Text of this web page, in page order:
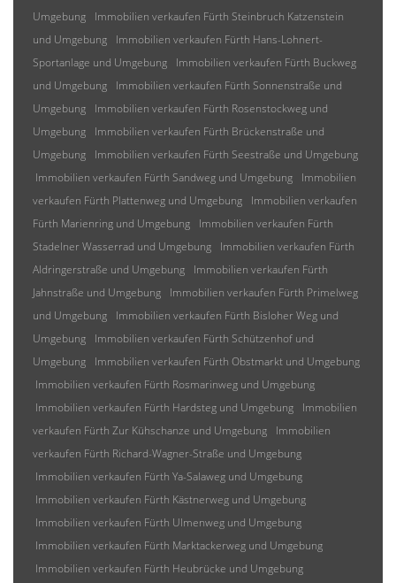
Umgebung
Immobilien verkaufen Fürth Steinbruch Katzenstein
und Umgebung
Immobilien verkaufen Fürth Hans-Lohnert-
Sportanlage und Umgebung
Immobilien verkaufen Fürth Buckweg
und Umgebung
Immobilien verkaufen Fürth Sonnenstraße und
Umgebung
Immobilien verkaufen Fürth Rosenstockweg und
Umgebung
Immobilien verkaufen Fürth Brückenstraße und
Umgebung
Immobilien verkaufen Fürth Seestraße und Umgebung
Immobilien verkaufen Fürth Sandweg und Umgebung
Immobilien
verkaufen Fürth Plattenweg und Umgebung
Immobilien verkaufen
Fürth Marienring und Umgebung
Immobilien verkaufen Fürth
Stadelner Wasserrad und Umgebung
Immobilien verkaufen Fürth
Aldringerstraße und Umgebung
Immobilien verkaufen Fürth
Jahnstraße und Umgebung
Immobilien verkaufen Fürth Primelweg
und Umgebung
Immobilien verkaufen Fürth Bisloher Weg und
Umgebung
Immobilien verkaufen Fürth Schützenhof und
Umgebung
Immobilien verkaufen Fürth Obstmarkt und Umgebung
Immobilien verkaufen Fürth Rosmarinweg und Umgebung
Immobilien verkaufen Fürth Hardsteg und Umgebung
Immobilien
verkaufen Fürth Zur Kühschanze und Umgebung
Immobilien
verkaufen Fürth Richard-Wagner-Straße und Umgebung
Immobilien verkaufen Fürth Ya-Salaweg und Umgebung
Immobilien verkaufen Fürth Kästnerweg und Umgebung
Immobilien verkaufen Fürth Ulmenweg und Umgebung
Immobilien verkaufen Fürth Marktackerweg und Umgebung
Immobilien verkaufen Fürth Heubrücke und Umgebung